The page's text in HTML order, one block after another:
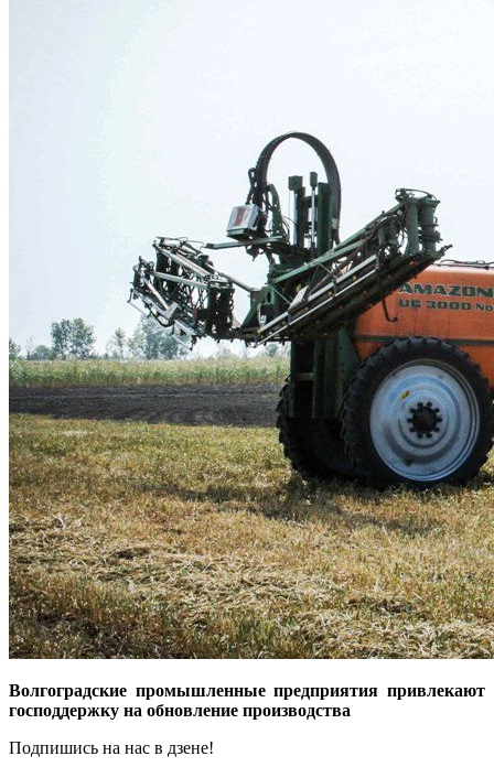
Волгоградские промышленные предприятия привлекают
господдержку на обновление производства
Подпишись на нас в дзене!